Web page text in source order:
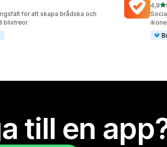
för att skapa brådska och
blixtreor
4,9
818
till en